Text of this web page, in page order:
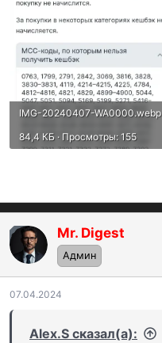
IMG-20240407-WA0000.webp
84,4 КБ · Просмотры: 155
OP Mr. Digest
Админ
07.04.2024
Alex.S сказал(а):